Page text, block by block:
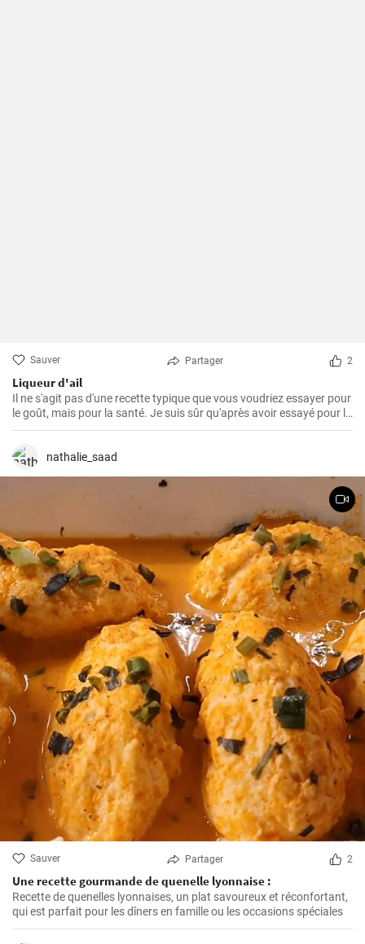
Sauver Partager 2
Liqueur d'ail
Il ne s'agit pas d'une recette typique que vous voudriez essayer pour
le goût, mais pour la santé. Je suis sûr qu'après avoir essayé pour la
première fois cette teinture magique, puissante et saine à la fois,
nathalie_saad
Sauver Partager 2
Une recette gourmande de quenelle lyonnaise :
Recette de quenelles lyonnaises, un plat savoureux et réconfortant,
qui est parfait pour les dîners en famille ou les occasions spéciales